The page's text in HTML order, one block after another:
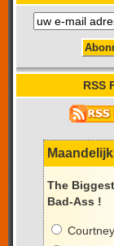
RSS
The
Bad-Ass !